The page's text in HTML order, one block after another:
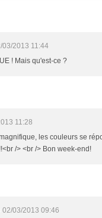
03/2013 11:44
! Mais qu'est-ce ?
11:28
les couleurs se
/> <br /> Bon week-end!
02/03/2013 09:46